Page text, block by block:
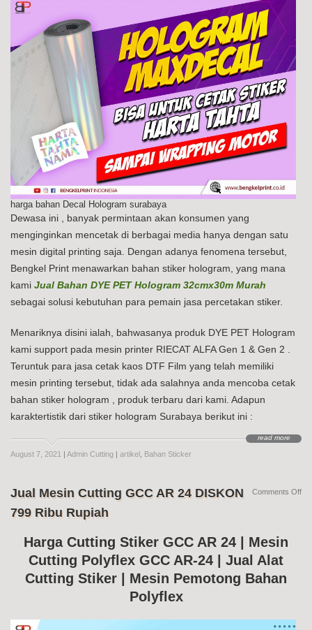
harga bahan Decal Hologram surabaya
Dewasa ini , banyak permintaan akan konsumen yang
menginginkan mencetak di berbagai media hanya dengan satu
mesin digital printing saja. Dengan adanya fenomena tersebut,
Bengkel Print menawarkan bahan stiker hologram, yang mana
kami Jual Bahan DYE PET Hologram 32cmx30m Murah
sebagai solusi kebutuhan para pemain jasa percetakan stiker.
Menariknya disini ialah, bahwasanya produk DYE PET Hologram
kami support pada mesin printer RIECAT ALFA Gen 1 & Gen 2 .
Teruntuk para jasa cetak kaos DTF Film yang telah memiliki
mesin printing tersebut, tidak ada salahnya anda mencoba cetak
bahan stiker hologram , produk terbaru dari kami. Adapun
karaktertistik dari stiker hologram Surabaya berikut ini :
read more
August 7, 2021 | Admin Cutting | artikel Bahan Sticker
Jual Mesin Cutting GCC AR 24 DISKON
799 Ribu Rupiah
Harga Cutting Stiker GCC AR 24 | Mesin
Cutting Polyflex GCC AR-24 | Jual Alat
Cutting Stiker | Mesin Pemotong Bahan
Polyflex
Comments Offon